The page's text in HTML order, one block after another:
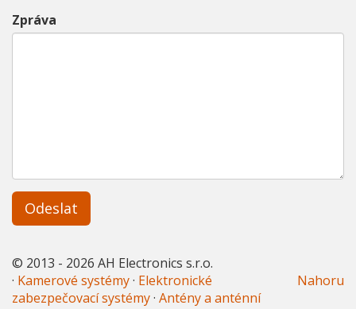
Zpráva
Odeslat
Nahoru
© 2013 - 2026 AH Electronics s.r.o.
· Kamerové systémy· Elektronické
zabezpečovací systémy· Antény a anténní